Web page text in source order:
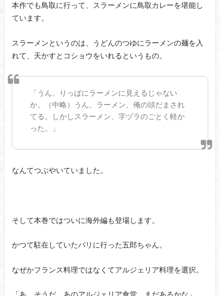
本作でも鳥取に行って、スラーメンに鳥取カレーを堪能し
ています。
スラーメンというのは、うどんのつゆにラーメンの麺を入
れて、天かすとコショウをいれるというもの。
「うん、りっぱにラーメンに見えるじゃない
か。（中略）うん、ラーメン、俺の頭だまされ
てる。しかしスラーメン、字ヅラのごとく軽か
った。」
なんてつぶやいていました。
そして本巻ではついに海外編も登場します。
かつて駐在していたパリに行った五郎ちゃん。
なぜかフランス料理ではなくてアルジェリア料理を選択。
「あ、そうだ。あのアルジェリア食堂、まだあるかな」